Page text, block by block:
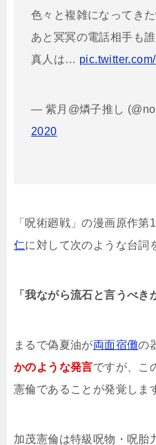
色々と複雑になってき
あと冥冥の電話相手も誰
真人は…
— 紫月@燐子推し
2020
「呪術廻戦」の漫画原作
仁に対して次のような台詞
「我ながら流石と言うべき
まるで偽夏油が両面宿儺の
かのような発言ですが、こ
憲倫であることが発覚しま
加茂憲倫は特級呪物・呪胎